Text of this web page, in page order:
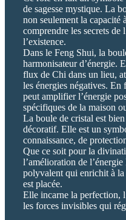
de sagesse mystique. La
non seulement la capacité
comprendre les secrets de
l’existence.
Dans le Feng Shui, la
harmonisateur d’énergie.
flux de Chi dans un lieu,
les énergies négatives.
peut amplifier l’énergie
spécifiques de la maison
La boule de cristal est
décoratif. Elle est un
connaissance, de
Que ce soit pour la
l’amélioration de
polyvalent qui enrichit à la
est placée.
Elle incarne la perfection,
les forces invisibles qui